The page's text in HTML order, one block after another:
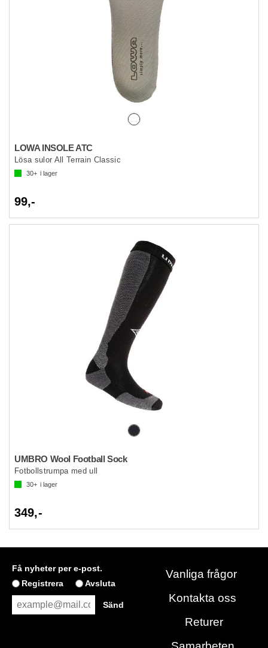
LOWA INSOLE ATC
Lösa sulor All Terrain Classic
30+ i lager
99,-
UMBRO Wool Football Sock
Fotbollstrumpa med ull
30+ i lager
349,-
Få nyheter per e-post.
Registrera
Avsluta
Vanliga frågor
Kontakta oss
Returer